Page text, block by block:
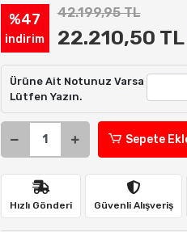
%47
indirim
42.199,95 TL
22.210,50 TL
Ürüne Ait Notunuz Varsa
Lütfen Yazın.
Sepete
Hızlı Gönderi Güvenli Alışveriş